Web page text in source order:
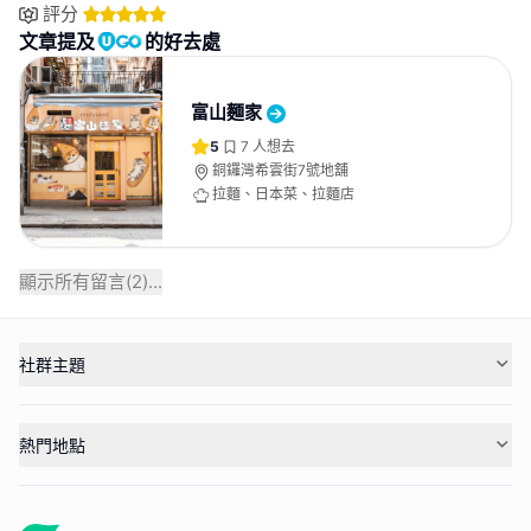
評分
文章提及 的好去處
富山麵家
5 7 人想去
銅鑼灣希雲街7號地舖
拉麵、日本菜、拉麵店
顯示所有留言(2)...
社群主題
熱門地點